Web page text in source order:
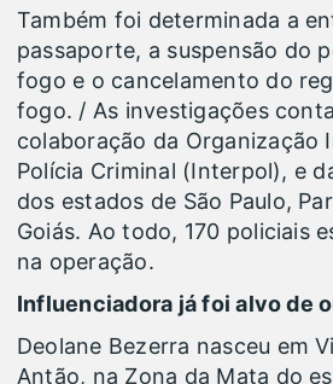
Também foi determinada a
passaporte, a suspensão do
fogo e o cancelamento do
fogo. / As investigações
colaboração da Organização
Polícia Criminal (Interpol), e
dos estados de São Paulo,
Goiás. Ao todo, 170 policiais
na operação.
Influenciadora já foi alvo de
Deolane Bezerra nasceu em
Antão, na Zona da Mata do